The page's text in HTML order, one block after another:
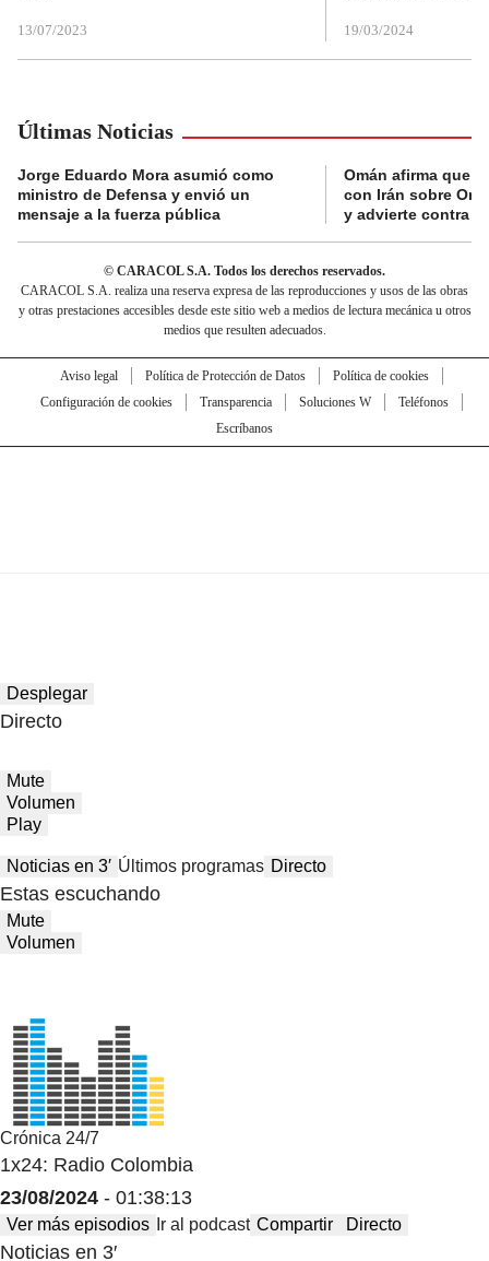
13/07/2023 19/03/2024
Últimas Noticias
Jorge Eduardo Mora asumió como
ministro de Defensa y envió un
mensaje a la fuerza pública
Omán afirma que
con Irán sobre
y advierte contra
© CARACOL S.A. Todos los derechos reservados.
CARACOL S.A. realiza una reserva expresa de las reproducciones y usos de las obras
y otras prestaciones accesibles desde este sitio web a medios de lectura mecánica u otros
medios que resulten adecuados.
Aviso legal Política de Protección de Datos
Política de cookies
Configuración de cookies
Transparencia Soluciones W
Teléfonos
Escríbanos
Desplegar
Directo
Mute
Volumen
Play
Noticias en 3′ Últimos programas Directo
Estas escuchando
Mute
Volumen
Crónica 24/7
1x24: Radio Colombia
23/08/2024 - 01:38:13
Ver más episodios Ir al podcast Compartir Directo
Noticias en 3′